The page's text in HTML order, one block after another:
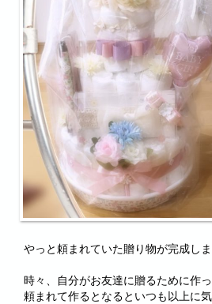
やっと頼まれていた贈り物が完成し
時々、自分がお友達に贈るために作
頼まれて作るとなるといつも以上に